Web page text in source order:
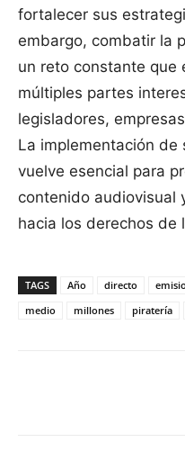
fortalecer sus
embargo, combatir la
un reto constante que
múltiples partes
legisladores,
La implementación de
vuelve esencial para
contenido audiovisual
hacia los derechos de
TAGS Año directo
medio
millones piratería